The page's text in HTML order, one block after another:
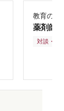
教育の再
薬剤師
対談・座